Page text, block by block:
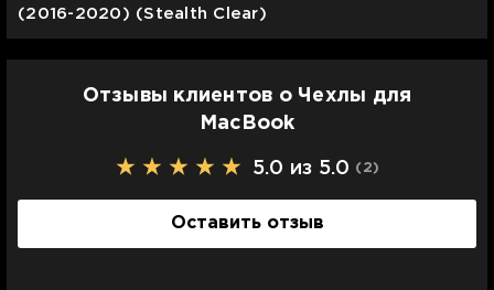
(2016-2020) (Stealth Clear)
Отзывы клиентов о Чехлы для
MacBook
5.0 из 5.0 (2)
Оставить отзыв